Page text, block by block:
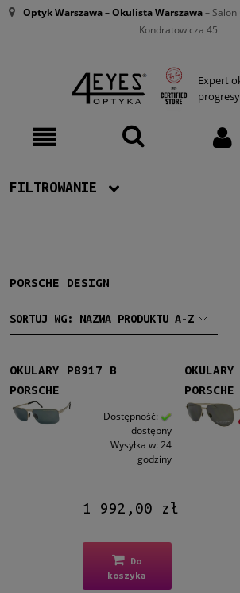
Optyk Warszawa–Okulista Warszawa–
Kondratowicza 45
Expert
FILTROWANIE
Męskie(23)
Aviator
(1)
PORSCHE DESIGN
SORTUJ WG: NAZWA PRODUKTU A-Z
OKULARY P8917 B
PORSCHE
Dostępność:
dostępny
Wysyłka w: 24
godziny
1 992,00 zł
Do
koszyka
PORSCHE